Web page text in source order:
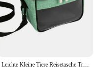
Leichte Kleine Tiere Reisetasche Tragbare Vogel Träger für Pet Papagei Hamster Guinea Schwein Ratte Eichhörnchen Zucker Segelflugzeug Im Freien